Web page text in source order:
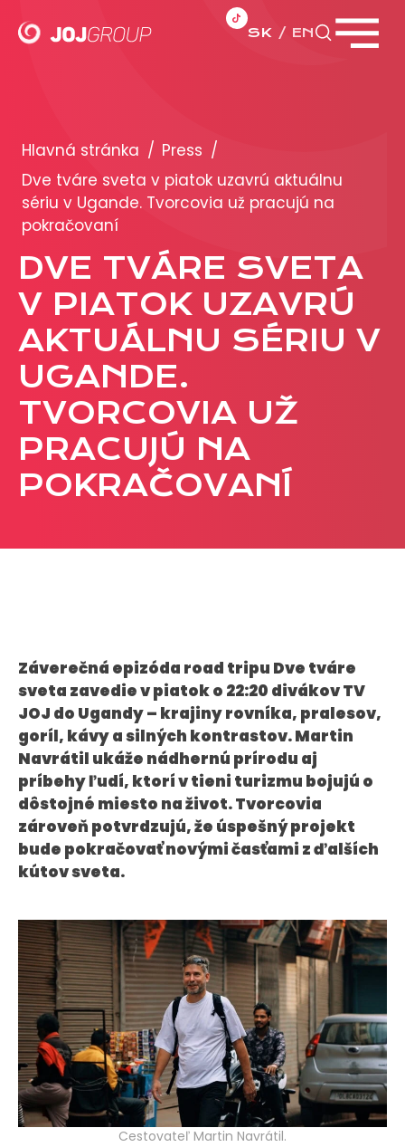
SK EN
Brandy
Produkty
PRODUKCIA
REKLAMA
Viac o reklamných formátoch
Obchodné podmienky
Prezentácia 2026
CASE STUDIES
O NÁS
B2B Rozhovory
VEREJNÉ VYSIELANIE MS 2026
KONTAKT
Hlavná stránka / Press /
Dve tváre sveta v piatok uzavrú aktuálnu
sériu v Ugande. Tvorcovia už pracujú na
pokračovaní
DVE TVÁRE SVETA
V PIATOK UZAVRÚ
AKTUÁLNU SÉRIU V
UGANDE.
TVORCOVIA UŽ
PRACUJÚ NA
POKRAČOVANÍ
Záverečná epizóda road tripu Dve tváre
sveta zavedie v piatok o 22:20 divákov TV
JOJ do Ugandy – krajiny rovníka, pralesov,
goríl, kávy a silných kontrastov. Martin
Navrátil ukáže nádhernú prírodu aj
príbehy ľudí, ktorí v tieni turizmu bojujú o
dôstojné miesto na život. Tvorcovia
zároveň potvrdzujú, že úspešný projekt
bude pokračovať novými časťami z ďalších
kútov sveta.
Cestovateľ Martin Navrátil.